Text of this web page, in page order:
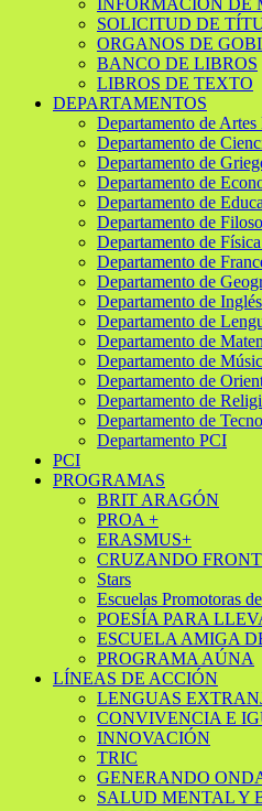
INFORMACIÓN DE
SOLICITUD DE
ORGANOS DE
BANCO DE LIBROS
LIBROS DE TEXTO
DEPARTAMENTOS
Departamento de Artes
Departamento de
Departamento de
Departamento de
Departamento de
Departamento de
Departamento de
Departamento de
Departamento de
Departamento de Inglés
Departamento de
Departamento de
Departamento de
Departamento de
Departamento de
Departamento de
Departamento PCI
PCI
PROGRAMAS
BRIT ARAGÓN
PROA +
ERASMUS+
CRUZANDO
Stars
Escuelas Promotoras
POESÍA PARA
ESCUELA AMIGA
PROGRAMA AÚNA
LÍNEAS DE ACCIÓN
LENGUAS
CONVIVENCIA E
INNOVACIÓN
TRIC
GENERANDO
SALUD MENTAL Y